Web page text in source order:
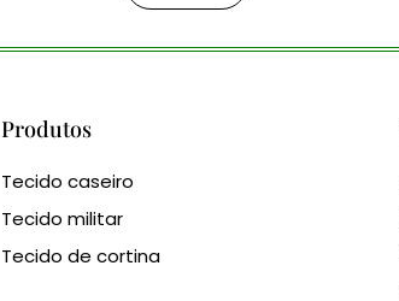
Produtos
Tecido caseiro
Tecido militar
Tecido de cortina